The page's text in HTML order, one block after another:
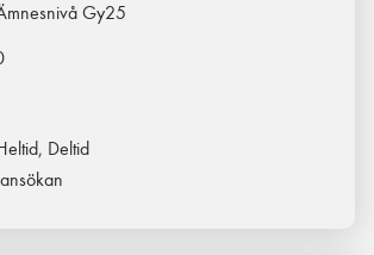
Gy25
Deltid